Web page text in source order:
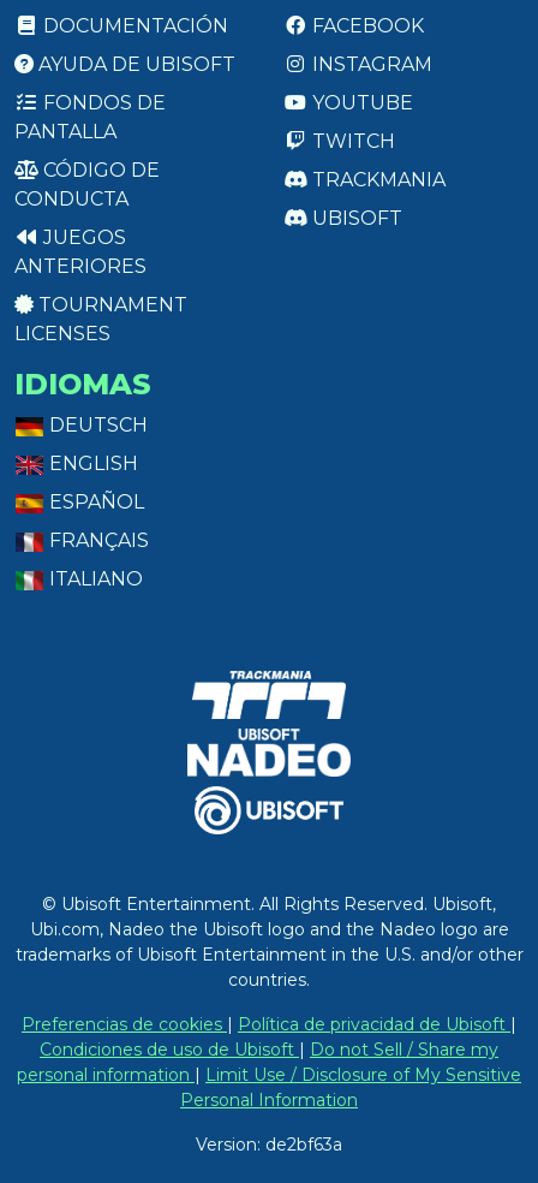
DOCUMENTACIÓN
AYUDA DE UBISOFT
FONDOS DE
PANTALLA
CÓDIGO DE
CONDUCTA
JUEGOS
ANTERIORES
TOURNAMENT
LICENSES
FACEBOOK
INSTAGRAM
YOUTUBE
TWITCH
TRACKMANIA
UBISOFT
IDIOMAS
DEUTSCH
ENGLISH
ESPAÑOL
FRANÇAIS
ITALIANO
© Ubisoft Entertainment. All Rights Reserved. Ubisoft,
Ubi.com, Nadeo the Ubisoft logo and the Nadeo logo are
trademarks of Ubisoft Entertainment in the U.S. and/or other
countries.
Preferencias de cookies | Política de privacidad de Ubisoft |
Condiciones de uso de Ubisoft | Do not Sell / Share my
personal information | Limit Use / Disclosure of My Sensitive
Personal Information
Version: de2bf63a